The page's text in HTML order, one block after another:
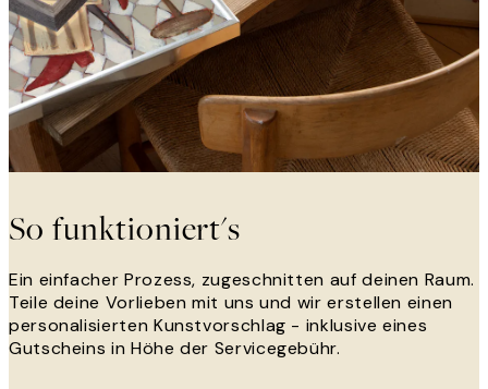
So funktioniert's
Ein einfacher Prozess, zugeschnitten auf deinen Raum.
Teile deine Vorlieben mit uns und wir erstellen einen
personalisierten Kunstvorschlag - inklusive eines
Gutscheins in Höhe der Servicegebühr.